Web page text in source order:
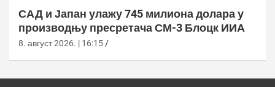
САД и Јапан улажу 745 милиона долара у
производњу пресретача СМ-3 Блоцк ИИА
8. август 2026. | 16:15